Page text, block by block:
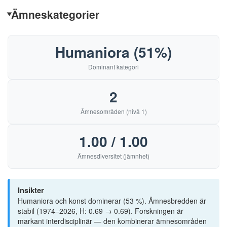
Aarhus University
Allameh Tabataba'i University
Beijing Normal University
CentraleSupélec
Charles Sturt University
78
Comenius Institut
79
Copenhagen Business School
Ämneskategorier
Humaniora (51%)
Dominant kategori
2
Ämnesområden (nivå 1)
1.00 / 1.00
Ämnesdiversitet (jämnhet)
Insikter
Humaniora och konst dominerar (53 %). Ämnesbredden är
stabil (1974–2026, H: 0.69 → 0.69). Forskningen är
markant interdisciplinär — den kombinerar ämnesområden